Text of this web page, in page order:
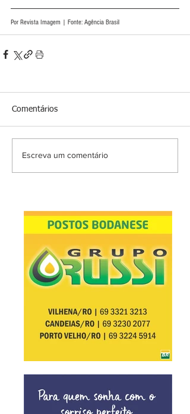
Por Revista Imagem | Fonte: Agência Brasil
Comentários
Escreva um comentário